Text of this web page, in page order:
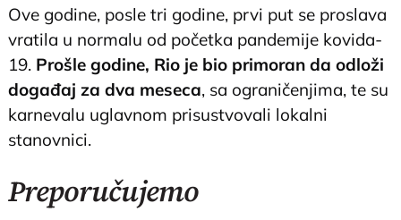
Ove godine, posle tri godine, prvi put se proslava
vratila u normalu od početka pandemije kovida-
19. Prošle godine, Rio je bio primoran da odloži
događaj za dva meseca, sa ograničenjima, te su
karnevalu uglavnom prisustvovali lokalni
stanovnici.
Preporučujemo